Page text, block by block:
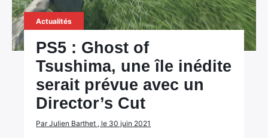
Actualités
PS5 : Ghost of
Tsushima, une île inédite
serait prévue avec un
Director’s Cut
Par Julien Barthet , le 30 juin 2021